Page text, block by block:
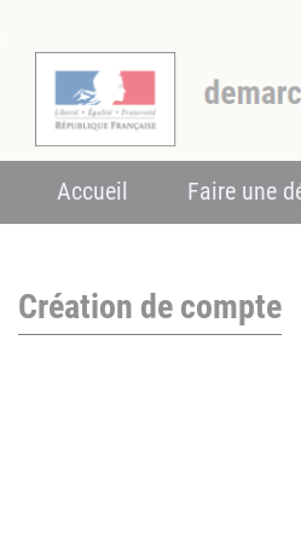
Accueil Faire une
Création de compte